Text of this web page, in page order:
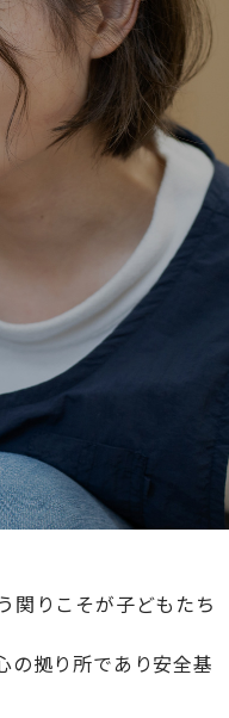
関りこそが子どもたち
の拠り所であり安全基